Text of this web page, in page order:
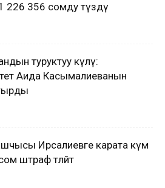
356 сомду түздү
туруктуу өкүлү:
Аида Касымалиеванын
Ирсалиевге карата өкүм
штраф төлөйт